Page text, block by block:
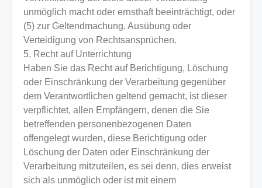
unmöglich macht oder ernsthaft beeinträchtigt, oder
(5) zur Geltendmachung, Ausübung oder
Verteidigung von Rechtsansprüchen.
5. Recht auf Unterrichtung
Haben Sie das Recht auf Berichtigung, Löschung
oder Einschränkung der Verarbeitung gegenüber
dem Verantwortlichen geltend gemacht, ist dieser
verpflichtet, allen Empfängern, denen die Sie
betreffenden personenbezogenen Daten
offengelegt wurden, diese Berichtigung oder
Löschung der Daten oder Einschränkung der
Verarbeitung mitzuteilen, es sei denn, dies erweist
sich als unmöglich oder ist mit einem